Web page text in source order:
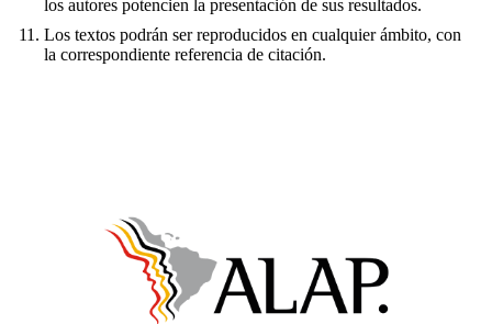
los autores potencien la presentación de sus resultados.
Los textos podrán ser reproducidos en cualquier ámbito, con
la correspondiente referencia de citación.